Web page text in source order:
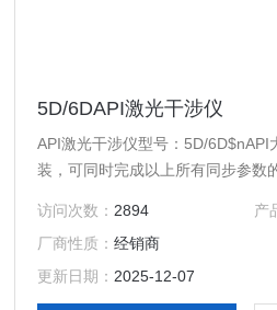
5D/6DAPI激光干涉仪
API激光干涉仪型号：5D/6D$nAPI
装，可同时完成以上所有同步参数
访问次数： 2894 产
厂商性质：经销商
更新日期： 2025-12-07